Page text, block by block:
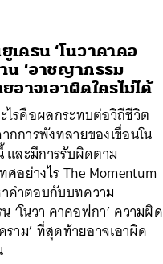
เครน ‘โนวาคาคอ
น ‘อาชญากรรม
อาจเอาผิดใครไม่ได้
ไรคือผลกระทบต่อวิถีชีวิต
การพังทลายของเขื่อนโน
ละมีการรับผิดตาม
อย่างไร The Momentum
คำตอบกับบทความ
‘โนวา คาคอฟกา’ ความผิด
าม’ ที่สุดท้ายอาจเอาผิด